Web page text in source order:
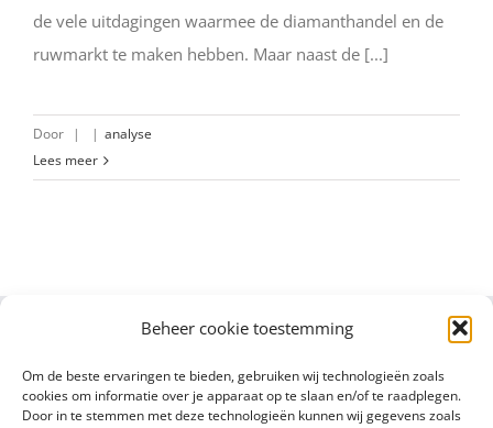
Beheer cookie toestemming
Om de beste ervaringen te bieden, gebruiken wij technologieën zoals
cookies om informatie over je apparaat op te slaan en/of te raadplegen.
Door in te stemmen met deze technologieën kunnen wij gegevens zoals
de vele uitdagingen waarmee de diamanthandel en de
ruwmarkt te maken hebben. Maar naast de [...]
Door | | analyse
Lees meer